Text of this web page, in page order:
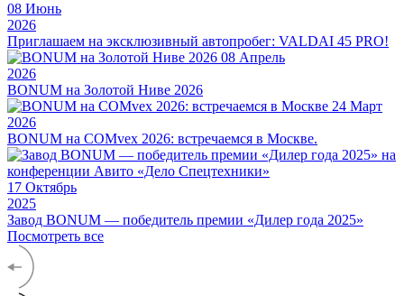
08 Июнь
2026
Приглашаем на эксклюзивный автопробег: VALDAI 45 PRO!
08 Апрель
2026
BONUM на Золотой Ниве 2026
24 Март
2026
BONUM на COMvex 2026: встречаемся в Москве.
17 Октябрь
2025
Завод BONUM — победитель премии «Дилер года 2025»
Посмотреть все